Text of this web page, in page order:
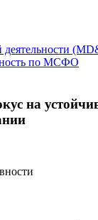
по МСФО
на